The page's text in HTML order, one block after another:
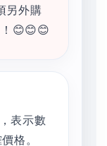
另外購
😊😊😊
表示數
格。